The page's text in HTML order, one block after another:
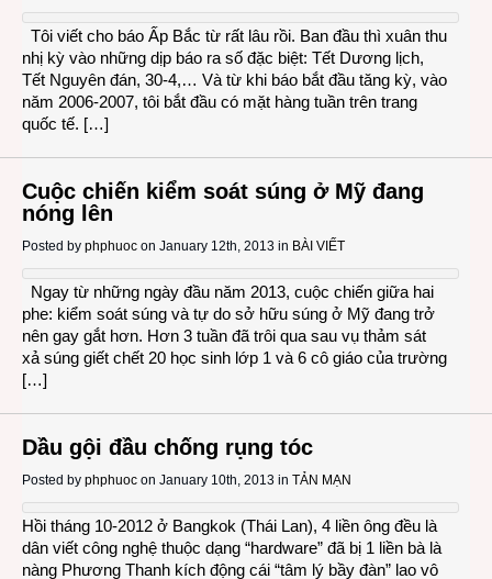
Tôi viết cho báo Ấp Bắc từ rất lâu rồi. Ban đầu thì xuân thu
nhị kỳ vào những dịp báo ra số đặc biệt: Tết Dương lịch,
Tết Nguyên đán, 30-4,… Và từ khi báo bắt đầu tăng kỳ, vào
năm 2006-2007, tôi bắt đầu có mặt hàng tuần trên trang
quốc tế. […]
Cuộc chiến kiểm soát súng ở Mỹ đang
nóng lên
Posted by phphuoc on January 12th, 2013 in BÀI VIẾT
Ngay từ những ngày đầu năm 2013, cuộc chiến giữa hai
phe: kiểm soát súng và tự do sở hữu súng ở Mỹ đang trở
nên gay gắt hơn. Hơn 3 tuần đã trôi qua sau vụ thảm sát
xả súng giết chết 20 học sinh lớp 1 và 6 cô giáo của trường
[…]
Dầu gội đầu chống rụng tóc
Posted by phphuoc on January 10th, 2013 in TẢN MẠN
Hồi tháng 10-2012 ở Bangkok (Thái Lan), 4 liền ông đều là
dân viết công nghệ thuộc dạng “hardware” đã bị 1 liền bà là
nàng Phương Thanh kích động cái “tâm lý bầy đàn” lao vô